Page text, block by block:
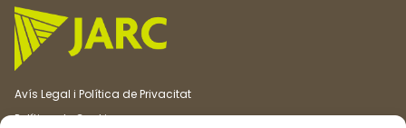
Avís Legal i Política de Privacitat
Política de Cookies